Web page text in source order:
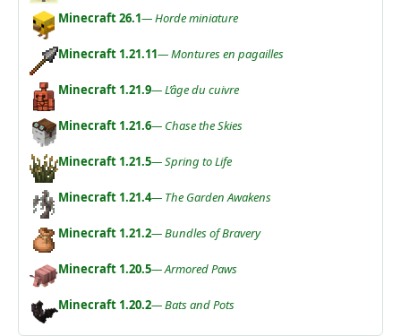
Minecraft 26.1— Horde miniature
Minecraft 1.21.11— Montures en pagailles
Minecraft 1.21.9— L’âge du cuivre
Minecraft 1.21.6— Chase the Skies
Minecraft 1.21.5— Spring to Life
Minecraft 1.21.4— The Garden Awakens
Minecraft 1.21.2— Bundles of Bravery
Minecraft 1.20.5— Armored Paws
Minecraft 1.20.2— Bats and Pots